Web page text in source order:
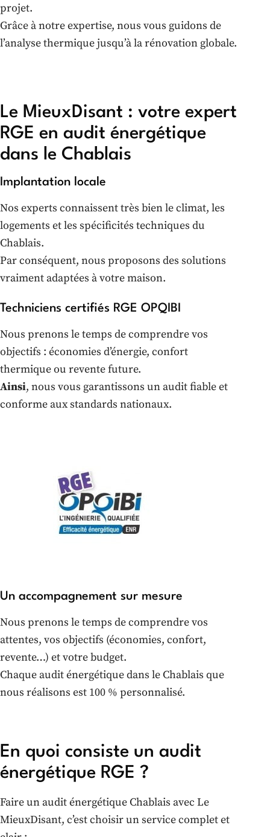
projet.
Grâce à notre expertise, nous vous guidons de
l’analyse thermique jusqu’à la rénovation globale.
Le MieuxDisant : votre expert
RGE en audit énergétique
dans le Chablais
Implantation locale
Nos experts connaissent très bien le climat, les
logements et les spécificités techniques du
Chablais.
Par conséquent, nous proposons des solutions
vraiment adaptées à votre maison.
Techniciens certifiés RGE OPQIBI
Nous prenons le temps de comprendre vos
objectifs : économies d’énergie, confort
thermique ou revente future.
Ainsi, nous vous garantissons un audit fiable et
conforme aux standards nationaux.
Un accompagnement sur mesure
Nous prenons le temps de comprendre vos
attentes, vos objectifs (économies, confort,
revente…) et votre budget.
Chaque audit énergétique dans le Chablais que
nous réalisons est 100 % personnalisé.
En quoi consiste un audit
énergétique RGE ?
Faire un audit énergétique Chablais avec Le
MieuxDisant, c’est choisir un service complet et